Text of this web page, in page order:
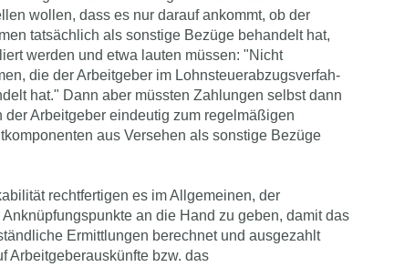
wollen, dass es nur darauf ankommt, ob der
tatsächlich als sonstige Bezüge behandelt hat,
werden und etwa lauten müssen: "Nicht
die der Arbeitgeber im Lohnsteuerabzugsverfah­
hat." Dann aber müssten Zahlungen selbst dann
Arbeitgeber eindeutig zum regelmäßigen
aus Versehen als sonstige Bezüge
rechtfertigen es im Allgemeinen, der
an die Hand zu geben, damit das
Ermittlungen berechnet und ausgezahlt
Arbeitgeberauskünfte bzw. das